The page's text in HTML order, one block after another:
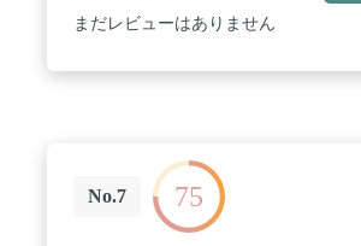
まだレビューはありません
No.7 75